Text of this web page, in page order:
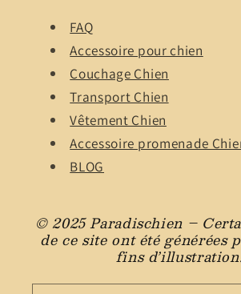
FAQ
Accessoire pour chien
Couchage Chien
Transport Chien
Vêtement Chien
Accessoire promenade
BLOG
© 2025 Paradischien –
de ce site ont été générées
fins d’illustration.